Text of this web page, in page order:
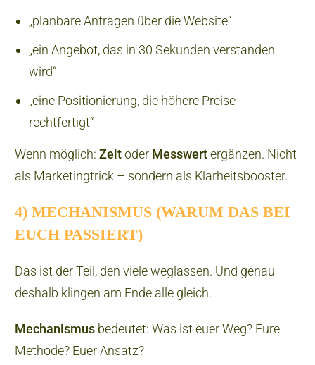
„planbare Anfragen über die Website“
„ein Angebot, das in 30 Sekunden verstanden
wird“
„eine Positionierung, die höhere Preise
rechtfertigt“
Wenn möglich: Zeitoder Messwertergänzen. Nicht
als Marketingtrick – sondern als Klarheitsbooster.
4) MECHANISMUS (WARUM DAS BEI
EUCH PASSIERT)
Das ist der Teil, den viele weglassen. Und genau
deshalb klingen am Ende alle gleich.
Mechanismus bedeutet: Was ist euer Weg? Eure
Methode? Euer Ansatz?